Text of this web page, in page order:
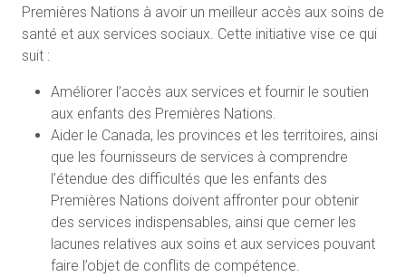
Premières Nations à avoir un meilleur accès aux soins de
santé et aux services sociaux. Cette initiative vise ce qui
suit :
Améliorer l’accès aux services et fournir le soutien
aux enfants des Premières Nations.
Aider le Canada, les provinces et les territoires, ainsi
que les fournisseurs de services à comprendre
l’étendue des difficultés que les enfants des
Premières Nations doivent affronter pour obtenir
des services indispensables, ainsi que cerner les
lacunes relatives aux soins et aux services pouvant
faire l’objet de conflits de compétence.